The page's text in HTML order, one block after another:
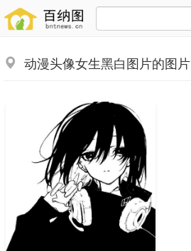
动漫头像女生黑白图片的图片